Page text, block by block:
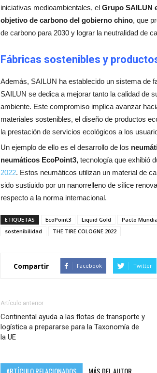
iniciativas medioambientales, el Grupo SAILUN
objetivo de carbono del gobierno chino, que
de carbono para 2030 y lograr la neutralidad de
Fábricas sostenibles y
Además, SAILUN ha establecido un sistema de
SAILUN se dedica a mejorar tanto la calidad de
ambiente. Este compromiso implica avanzar
materiales sostenibles, el diseño de productos
la prestación de servicios ecológicos a los
Un ejemplo de ello es el desarrollo de los
neumáticos EcoPoint3, tecnología que exhibió
2022. Estos neumáticos utilizan un material de
sido sustiuido por un nanorrelleno de sílice
respecto a la norma internacional.
ETIQUETAS EcoPoint3 Liquid Gold Pacto
sostenibilidad
THE TIRE COLOGNE 2022
Compartir Facebook Twitter
Artículo anterior
Continental ayuda a las flotas de transporte y
logística a prepararse para la Taxonomía de
la UE